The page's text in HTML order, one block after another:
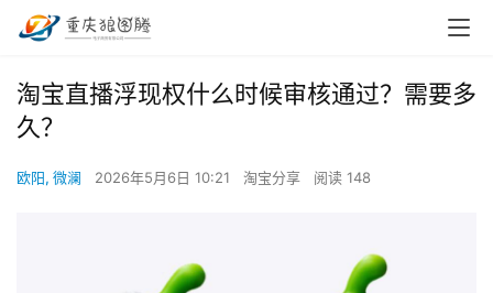
淘宝直播浮现权什么时候审核通过？需要多
久？
欧阳, 微澜 2026年5月6日 10:21 淘宝分享 阅读 148